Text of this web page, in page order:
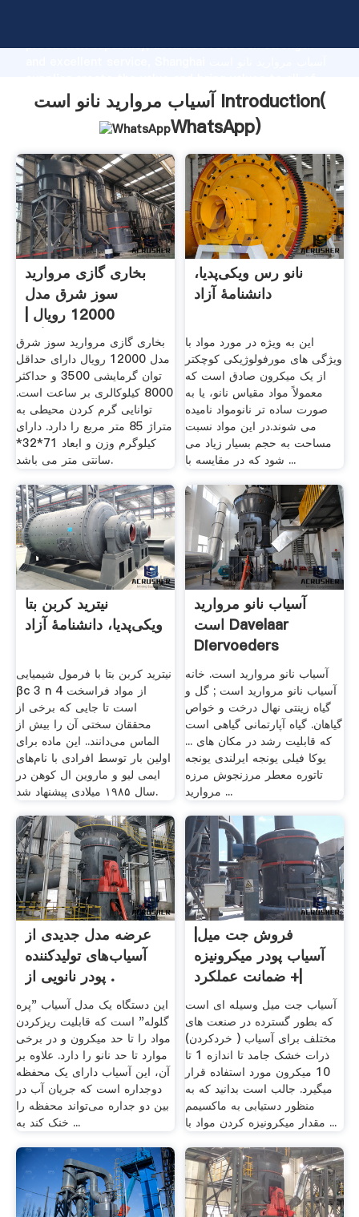
production capability, advanced research strength
customers.
آسیاب مروارید نانو است Introduction(
WhatsApp)
بخاری گازی مروارید
سوز شرق مدل
12000 رویال |
فروشگاه .
بخاری گازی مروارید سوز شرق
مدل 12000 رویال دارای حداقل
توان گرمایشی 3500 و حداکثر
8000 کیلوکالری بر ساعت است.
توانایی گرم کردن محیطی به
متراژ 85 متر مربع را دارد. دارای
کیلوگرم وزن و ابعاد 71*32*
سانتی متر می باشد.
نانو رس ویکی‌پدیا،
دانشنامهٔ آزاد
این به ویژه در مورد مواد با
ویژگی های مورفولوژیکی کوچکتر
از یک میکرون صادق است که
معمولاً مواد مقیاس نانو، یا به
صورت ساده تر نانومواد نامیده
می شوند.در این مواد نسبت
مساحت به حجم بسیار زیاد می
شود که در مقایسه با ...
نیترید کربن بتا
ویکی‌پدیا، دانشنامهٔ آزاد
نیترید کربن بتا با فرمول شیمیایی
βc 3 n 4 از مواد فراسخت
است تا جایی که برخی از
محققان سختی آن را بیش از
الماس می‌دانند.. این ماده برای
اولین بار توسط افرادی با نام‌های
ایمی لیو و ماروین ال کوهن در
سال ۱۹۸۵ میلادی پیشنهاد شد.
آسیاب نانو مروارید
است Davelaar
Diervoeders
آسیاب نانو مروارید است. خانه
آسیاب نانو مروارید است ; گل و
گیاه زینتی نهال درخت و خواص
گیاهان. گیاه آپارتمانی گیاهی است
که قابلیت رشد در مکان های ...
یوکا فیلی یونجه ایرلندی يونجه
تاتوره معطر مرزنجوش مرزه
مروارید ...
عرضه مدل جدیدی از
آسیاب‌های تولیدکننده
پودر نانویی از .
این دستگاه یک مدل آسیاب "پره
گلوله‌" است که قابلیت ریزکردن
مواد را تا حد میکرون و در برخی
موارد تا حد نانو را دارد. علاوه بر
آن، این آسیاب دارای یک محفظه
دوجداره است که جریان آب در
بین دو جداره می‌تواند محفظه را
خنک کند به ...
فروش جت میل|
آسیاب پودر میکرونیزه
|+ ضمانت عملکرد
آسیاب جت میل وسیله ای است
که بطور گسترده در صنعت های
مختلف برای آسیاب ( خردکردن)
ذرات خشک جامد تا اندازه 1 تا
10 میکرون مورد استفاده قرار
میگیرد. جالب است بدانید که به
منظور دستیابی به ماکسیمم
مقدار میکرونیزه کردن مواد با ...